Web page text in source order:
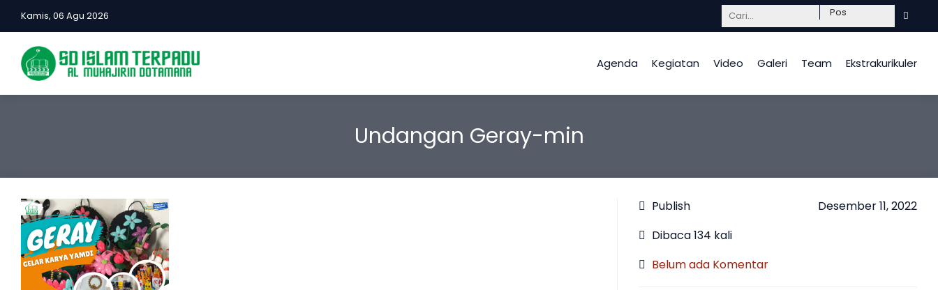
Kamis, 06 Agu 2026 Mendidik dengan hati, InsyaAllah berkah.
Agenda Kegiatan Video Galeri Team Ekstrakurikuler
Undangan Geray-min
Publish
Desember 11, 2022
Dibaca 134 kali
Belum ada Komentar